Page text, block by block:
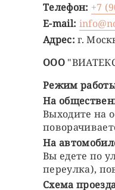
Телефон: +7
E-mail:
Адрес: г.
ООО
Режим
На
Выходите на
На
Вы едете по
переулка),
Схема